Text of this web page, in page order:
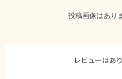
投稿画像はあり
レビューはあ